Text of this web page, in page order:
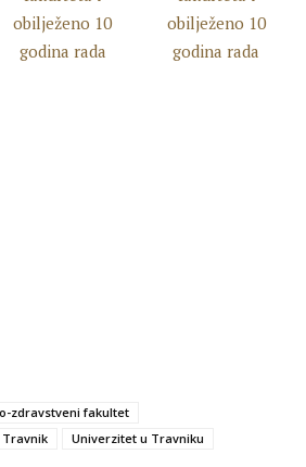
zdravstveni fakultet
Travnik Univerzitet u Travniku